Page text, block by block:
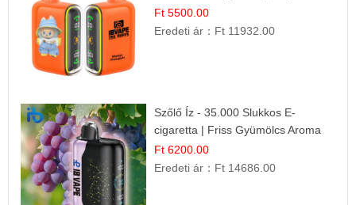
Ízélmény
Ft 5500.00
Eredeti ár： Ft 11932.00
Szőlő Íz - 35.000 Slukkos E-
cigaretta | Friss Gyümölcs Aroma
Ft 6200.00
Eredeti ár： Ft 14686.00